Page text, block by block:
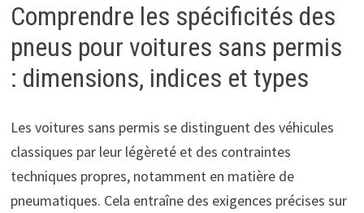
Comprendre les spécificités des
pneus pour voitures sans permis
: dimensions, indices et types
Les voitures sans permis se distinguent des véhicules
classiques par leur légèreté et des contraintes
techniques propres, notamment en matière de
pneumatiques. Cela entraîne des exigences précises sur